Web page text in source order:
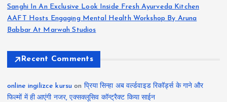
Sanghi In An Exclusive Look Inside Fresh Ayurveda Kitchen
AAFT Hosts Engaging Mental Health Workshop By Aruna
Babbar At Marwah Studios
Recent Comments
online ingilizce kursu on प्रिया सिन्हा अब वर्ल्डवाइड रिकॉर्ड्स के गाने और
फिल्मों में ही आएंगी नजर, एक्सक्लूसिव कॉन्ट्रैक्ट किया साईन